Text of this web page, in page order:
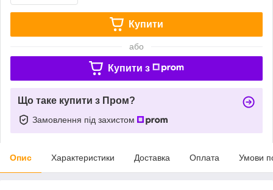
Купити
або
Купити з
Що таке купити з Пром?
Замовлення під захистом
Опис Характеристики Доставка Оплата Умови